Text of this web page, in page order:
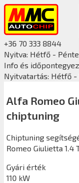
Kilépés
tartalomba
+36 70 333 8844
Nyitva: Hétfő -
Info és
Nyitvatartás: Hétfő -
Alfa Romeo
chiptuning
Chiptuning
Romeo Giulietta 1.4
Gyári érték
110 kW